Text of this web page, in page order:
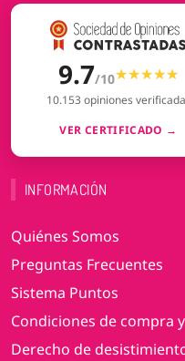
9.7/10★★★★★
★★★★★
10.153 opiniones
VER CERTIFICADO →
INFORMACIÓN
Quiénes Somos
Preguntas Frecuentes
Sistema Puntos
Condiciones de compra
Derecho de